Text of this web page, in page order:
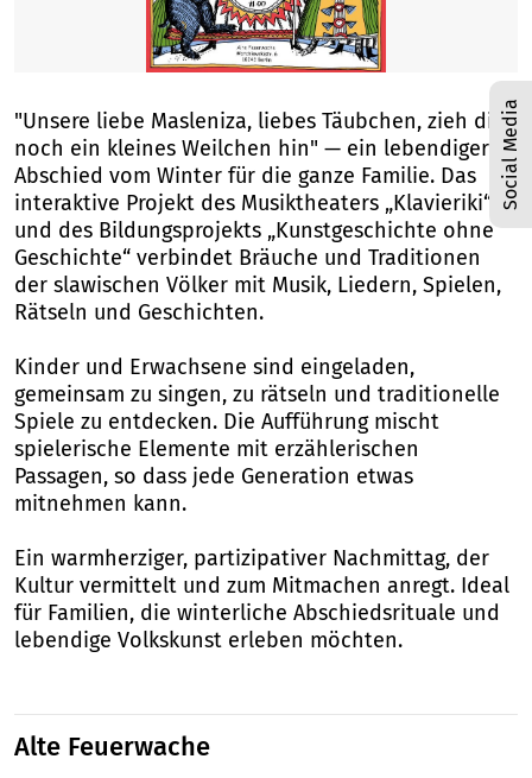
Social Media
"Unsere liebe Masleniza, liebes Täubchen, zieh dich
noch ein kleines Weilchen hin" — ein lebendiger
Abschied vom Winter für die ganze Familie. Das
interaktive Projekt des Musiktheaters „Klavieriki“
und des Bildungsprojekts „Kunstgeschichte ohne
Geschichte“ verbindet Bräuche und Traditionen
der slawischen Völker mit Musik, Liedern, Spielen,
Rätseln und Geschichten.
Kinder und Erwachsene sind eingeladen,
gemeinsam zu singen, zu rätseln und traditionelle
Spiele zu entdecken. Die Aufführung mischt
spielerische Elemente mit erzählerischen
Passagen, so dass jede Generation etwas
mitnehmen kann.
Ein warmherziger, partizipativer Nachmittag, der
Kultur vermittelt und zum Mitmachen anregt. Ideal
für Familien, die winterliche Abschiedsrituale und
lebendige Volkskunst erleben möchten.
Alte Feuerwache